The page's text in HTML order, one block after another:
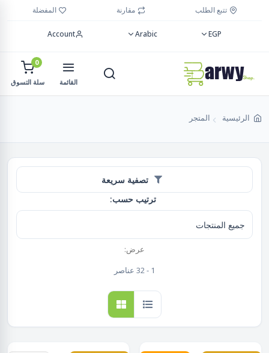
تتبع الطلب مقارنة المفضلة
EGP
Arabic
Account
القائمة
0
سلة التسوق
الرئيسية المتجر
تصفية سريعة
ترتيب حسب:
عرض:
1 - 32 عناصر